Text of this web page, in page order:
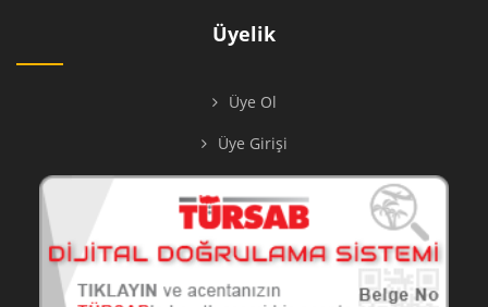
Üyelik
Üye Ol
Üye Girişi